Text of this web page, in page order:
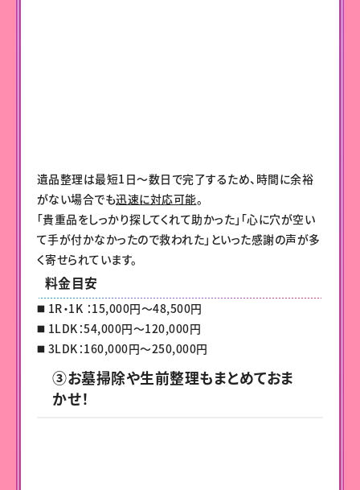
遺品整理は最短1日〜数日で完了するため、時間に余裕
がない場合でも迅速に対応可能。
「貴重品をしっかり探してくれて助かった」「心に穴が空い
て手が付かなかったので救われた」といった感謝の声が多
く寄せられています。
料金目安
◼️ 1R・1K ：15,000円～48,500円
◼️ 1LDK：54,000円～120,000円
◼️ 3LDK：160,000円～250,000円
③お墓掃除や生前整理もまとめておま
かせ！